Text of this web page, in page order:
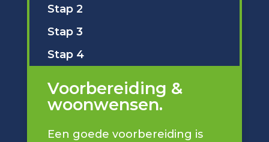
Stap 2
Stap 3
Stap 4
Voorbereiding &
woonwensen.
Een goede voorbereiding is